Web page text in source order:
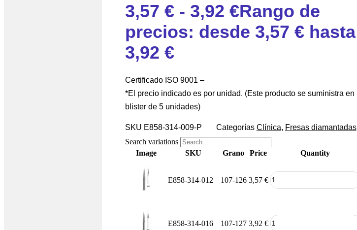
3,57 € - 3,92 €Rango de
precios: desde 3,57 € hasta
3,92 €
Certificado ISO 9001 –
*El precio indicado es por unidad. (Este producto se suministra en
blister de 5 unidades)
SKU E858-314-009-P Categorías Clínica, Fresas diamantadas
Search variations
Image
SKU Grano Price Quantity
E858-314-012 107-126 3,57 €
E858-314-016 107-127 3,92 €